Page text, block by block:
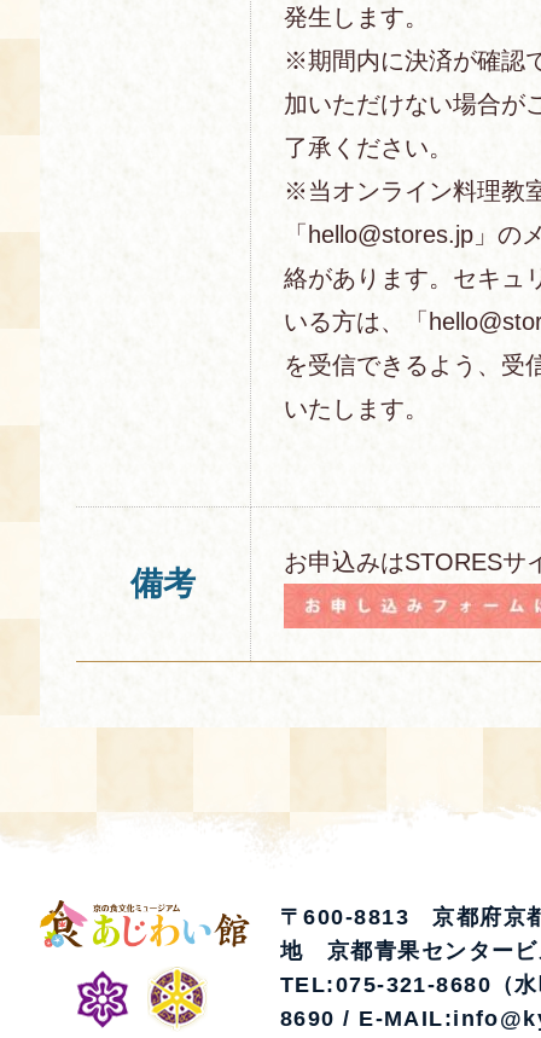
発生します。
※期間内に決済が確認
加いただけない場合が
了承ください。
※当オンライン料理教
「hello@stores.jp」の
絡があります。セキュ
いる方は、「
を受信できるよう、受
いたします。
備考
お申込みはSTORESサ
〒600-8813 京都府京
地 京都青果センタービ
TEL:075-321-8680（
8690 / E-